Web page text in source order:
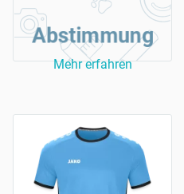
Abstimmung
Mehr erfahren